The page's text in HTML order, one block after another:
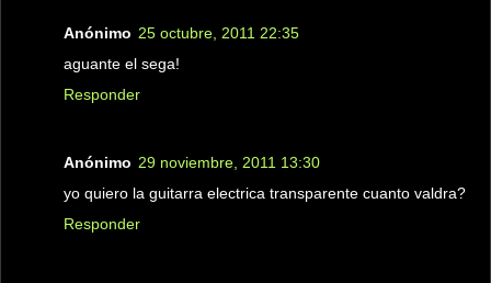
Anónimo 25 octubre, 2011 22:35
aguante el sega!
Responder
Anónimo 29 noviembre, 2011 13:30
yo quiero la guitarra electrica transparente cuanto valdra?
Responder